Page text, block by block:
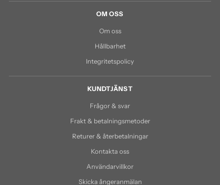
OM OSS
Om oss
Hållbarhet
Integritetspolicy
KUNDTJÄNST
Frågor & svar
Frakt & betalningsmetoder
Returer & återbetalningar
Kontakta oss
Användarvillkor
Skicka ångeranmälan